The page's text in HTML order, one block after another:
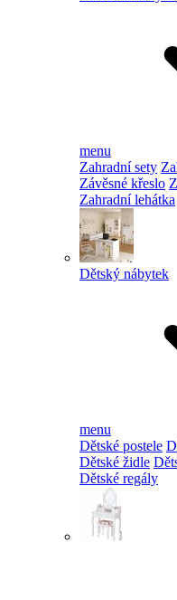
menu
Zahradní sety
Závěsné křeslo
Zahradní lehátka
Dětský nábytek
menu
Dětské postele
Dětské židle
Dětské regály